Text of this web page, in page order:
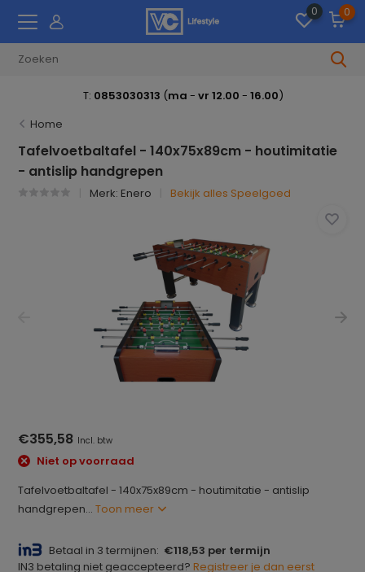
0 0
T: 0853030313 (ma - vr 12.00 - 16.00)
Home
Tafelvoetbaltafel - 140x75x89cm - houtimitatie
- antislip handgrepen
Merk: Enero Bekijk alles Speelgoed
€355,58 Incl. btw
Niet op voorraad
Tafelvoetbaltafel - 140x75x89cm - houtimitatie - antislip
handgrepen...Toon meer
Betaal in 3 termijnen: €118,53 per termijn
IN3 betaling niet geaccepteerd? Registreer je dan eerst